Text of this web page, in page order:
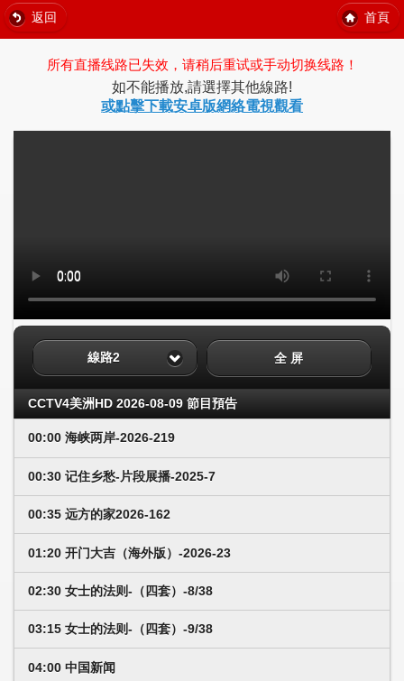
返回 首頁
所有直播线路已失效，请稍后重试或手动切换线路！
如不能播放,請選擇其他線路!
或點擊下載安卓版網絡電視觀看
線路2 全 屏
CCTV4美洲HD 2026-08-09 節目預告
00:00 海峡两岸-2026-219
00:30 记住乡愁-片段展播-2025-7
00:35 远方的家2026-162
01:20 开门大吉（海外版）-2026-23
02:30 女士的法则-（四套）-8/38
03:15 女士的法则-（四套）-9/38
04:00 中国新闻